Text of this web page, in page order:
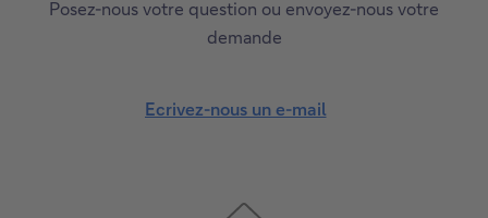
Posez-nous votre question ou envoyez-nous votre
demande
Ecrivez-nous un e-mail